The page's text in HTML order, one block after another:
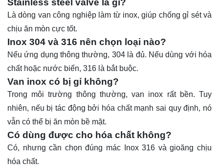
Stainless steel valve là gì?
Là dòng van công nghiệp làm từ inox, giúp chống gỉ sét và
chịu ăn mòn cực tốt.
Inox 304 và 316 nên chọn loại nào?
Nếu ứng dụng thông thường, 304 là đủ. Nếu dùng với hóa
chất hoặc nước biển, 316 là bắt buộc.
Van inox có bị gỉ không?
Trong môi trường thông thường, van inox rất bền. Tuy
nhiên, nếu bị tác động bởi hóa chất mạnh sai quy định, nó
vẫn có thể bị ăn mòn bề mặt.
Có dùng được cho hóa chất không?
Có, nhưng cần chọn đúng mác Inox 316 và gioăng chịu
hóa chất.